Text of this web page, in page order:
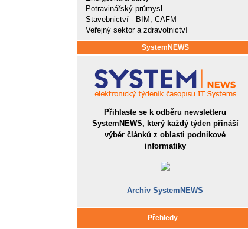
Potravinářský průmysl
Stavebnictví - BIM, CAFM
Veřejný sektor a zdravotnictví
SystemNEWS
Přihlaste se k odběru newsletteru
SystemNEWS, který každý týden přináší
výběr článků z oblasti podnikové
informatiky
Archiv SystemNEWS
Přehledy